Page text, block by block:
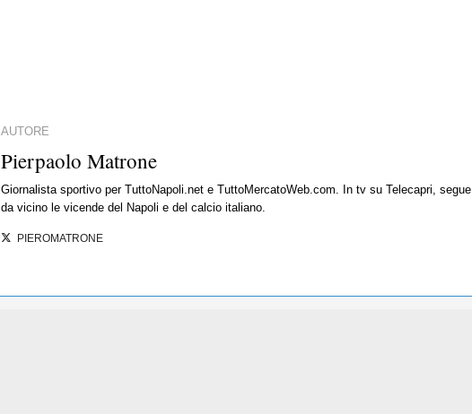
AUTORE
Pierpaolo Matrone
Giornalista sportivo per TuttoNapoli.net e TuttoMercatoWeb.com. In tv su Telecapri, segue
da vicino le vicende del Napoli e del calcio italiano.
PIEROMATRONE